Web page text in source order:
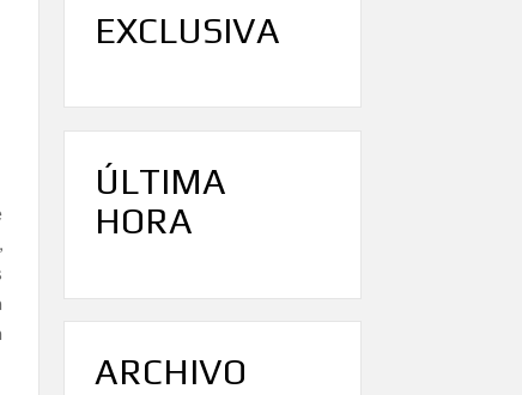
,
EXCLUSIVA
ÚLTIMA
HORA
ARCHIVO